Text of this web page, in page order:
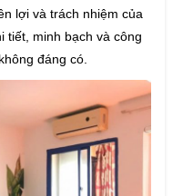
lợi và trách nhiệm của
tiết, minh bạch và công
đáng có.